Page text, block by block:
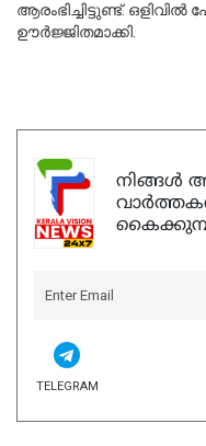
ആരംഭിച്ചിട്ടുണ്ട്.
ഊർജ്ജിതമാക്കി.
നിങ്ങൾ
TELEGRAM